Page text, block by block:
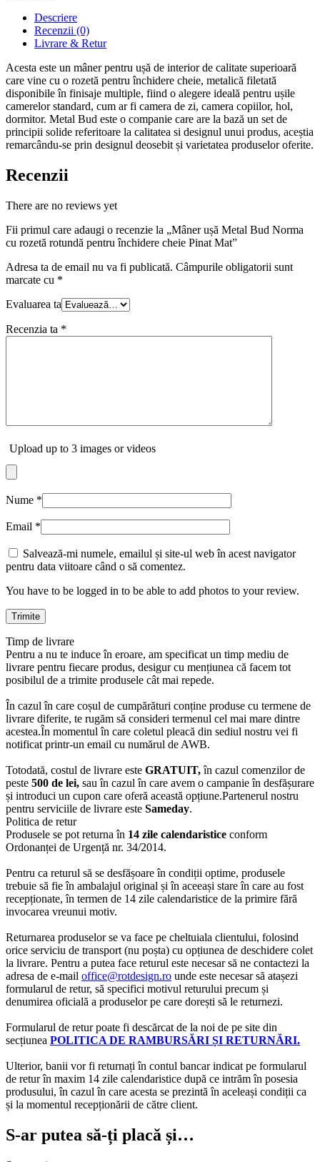
Descriere
Recenzii (0)
Livrare & Retur
Acesta este un mâner pentru ușă de interior de calitate superioară
care vine cu o rozetă pentru închidere cheie, metalică filetată
disponibile în finisaje multiple, fiind o alegere ideală pentru ușile
camerelor standard, cum ar fi camera de zi, camera copiilor, hol,
dormitor. Metal Bud este o companie care are la bază un set de
principii solide referitoare la calitatea si designul unui produs, aceștia
remarcându-se prin designul deosebit și varietatea produselor oferite.
Recenzii
There are no reviews yet
Fii primul care adaugi o recenzie la „Mâner ușă Metal Bud Norma
cu rozetă rotundă pentru închidere cheie Pinat Mat”
Adresa ta de email nu va fi publicată. Câmpurile obligatorii sunt
marcate cu *
Evaluarea ta
Recenzia ta *
Upload up to 3 images or videos
Nume *
Email *
Salvează-mi numele, emailul și site-ul web în acest navigator
pentru data viitoare când o să comentez.
You have to be logged in to be able to add photos to your review.
Timp de livrare
Pentru a nu te induce în eroare, am specificat un timp mediu de
livrare pentru fiecare produs, desigur cu mențiunea că facem tot
posibilul de a trimite produsele cât mai repede.
În cazul în care coșul de cumpărături conține produse cu termene de
livrare diferite, te rugăm să consideri termenul cel mai mare dintre
acestea.În momentul în care coletul pleacă din sediul nostru vei fi
notificat printr-un email cu numărul de AWB.
Totodată, costul de livrare este GRATUIT,în cazul comenzilor de
peste 500 de lei, sau în cazul în care avem o campanie în desfășurare
și introduci un cupon care oferă această opțiune.Partenerul nostru
pentru serviciile de livrare este Sameday.
Politica de retur
Produsele se pot returna în 14 zile calendaristice conform
Ordonanței de Urgență nr. 34/2014.
Pentru ca returul să se desfășoare în condiții optime, produsele
trebuie să fie în ambalajul original și în aceeași stare în care au fost
recepționate, în termen de 14 zile calendaristice de la primire fără
invocarea vreunui motiv.
Returnarea produselor se va face pe cheltuiala clientului, folosind
orice serviciu de transport (nu poșta) cu opțiunea de deschidere colet
la livrare. Pentru a putea face returul este necesar să ne contactezi la
adresa de e-mail office@rotdesign.ro unde este necesar să atașezi
formularul de retur, să specifici motivul returului precum și
denumirea oficială a produselor pe care dorești să le returnezi.
Formularul de retur poate fi descărcat de la noi de pe site din
secțiunea POLITICA DE RAMBURSĂRI ȘI RETURNĂRI.
Ulterior, banii vor fi returnați în contul bancar indicat pe formularul
de retur în maxim 14 zile calendaristice după ce intrăm în posesia
produsului, în cazul în care acesta se prezintă în aceleași condiții ca
și la momentul recepționării de către client.
S-ar putea să-ți placă și…